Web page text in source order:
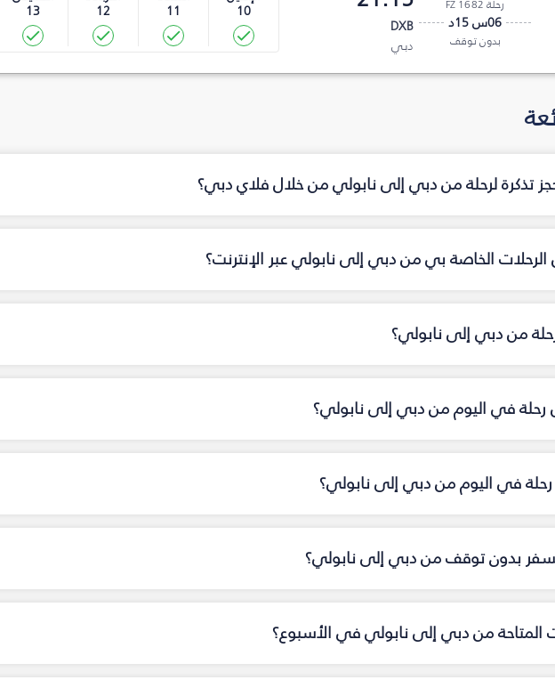
رحلة FZ 1682
06س 15د
بدون توقف
DXB
دبي
10
11
12
13
تذكرة لرحلة من دبي إلى نابولي من خلال فلاي دبي؟
الخاصة بي من دبي إلى نابولي عبر الإنترنت؟
من دبي إلى نابولي؟
رحلة في اليوم من دبي إلى نابولي؟
رحلة في اليوم من دبي إلى نابولي؟
بدون توقف من دبي إلى نابولي؟
المتاحة من دبي إلى نابولي في الأسبوع؟